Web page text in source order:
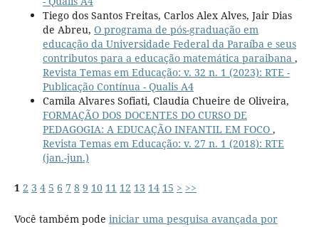
Tiego dos Santos Freitas, Carlos Alex Alves, Jair Dias
de Abreu, O programa de pós-graduação em
educação da Universidade Federal da Paraíba e seus
contributos para a educação matemática paraibana ,
Revista Temas em Educação: v. 32 n. 1 (2023): RTE -
Publicação Contínua - Qualis A4
Camila Alvares Sofiati, Claudia Chueire de Oliveira,
FORMAÇÃO DOS DOCENTES DO CURSO DE
PEDAGOGIA: A EDUCAÇÃO INFANTIL EM FOCO ,
Revista Temas em Educação: v. 27 n. 1 (2018): RTE
(jan.-jun.)
1 2 3 4 5 6 7 8 9 10 11 12 13 14 15 > >>
Você também pode iniciar uma pesquisa avançada por